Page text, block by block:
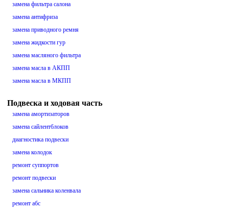
замена фильтра салона
замена антифриза
замена приводного ремня
замена жидкости гур
замена масляного фильтра
замена масла в АКПП
замена масла в МКПП
Подвеска и ходовая часть
замена амортизаторов
замена сайлентблоков
диагностика подвески
замена колодок
ремонт суппортов
ремонт подвески
замена сальника коленвала
ремонт абс